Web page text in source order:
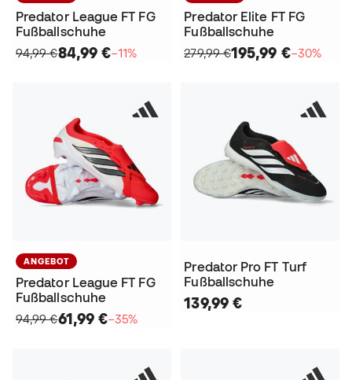
Predator League FT FG
Fußballschuhe
94,99 €84,99 €−11%
Predator Elite FT FG
Fußballschuhe
279,99 €195,99 €−30%
ANGEBOT
Predator League FT FG
Fußballschuhe
94,99 €61,99 €−35%
Predator Pro FT Turf
Fußballschuhe
139,99 €